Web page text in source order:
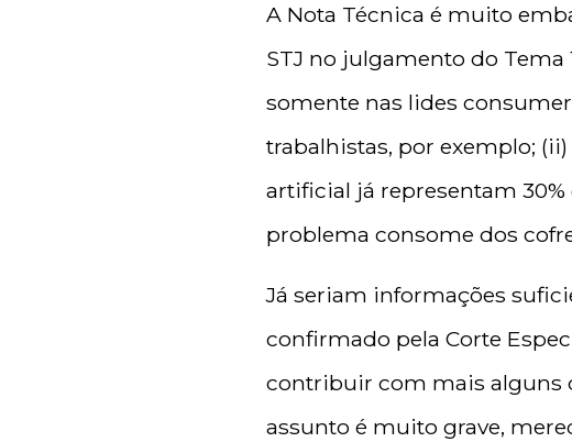
A Nota Técnica é muito
STJ no julgamento do Tema
somente nas lides
trabalhistas, por exemplo;
artificial já representam
problema consome dos
Já seriam informações
confirmado pela Corte
contribuir com mais alguns
assunto é muito grave,